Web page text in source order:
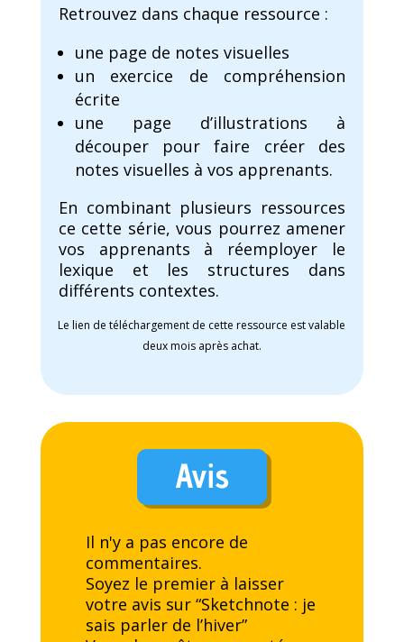
Retrouvez dans chaque ressource :
une page de notes visuelles
un exercice de compréhension
écrite
une page d’illustrations à
découper pour faire créer des
notes visuelles à vos apprenants.
En combinant plusieurs ressources
ce cette série, vous pourrez amener
vos apprenants à réemployer le
lexique et les structures dans
différents contextes.
Le lien de téléchargement de cette ressource est valable
deux mois après achat.
Avis
Il n'y a pas encore de
commentaires.
Soyez le premier à laisser
votre avis sur “Sketchnote : je
sais parler de l’hiver”